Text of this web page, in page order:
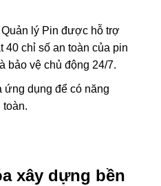
lý Pin được hỗ trợ
40 chỉ số an toàn của pin
bảo vệ chủ động 24/7.
ứng dụng để có năng
toàn.
xây dựng bền